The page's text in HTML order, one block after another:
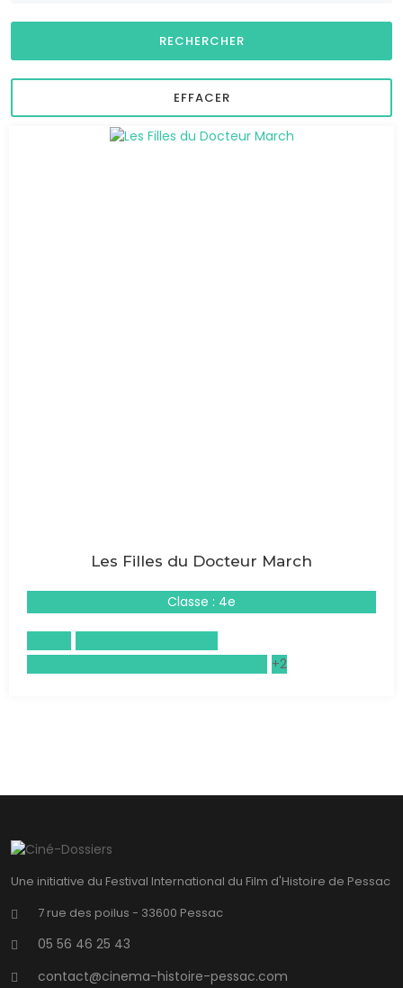
Les Filles du Docteur March
Classe : 4e
+2
Une initiative du Festival International du Film d'Histoire de Pessac
7 rue des poilus - 33600 Pessac
05 56 46 25 43
contact@cinema-histoire-pessac.com